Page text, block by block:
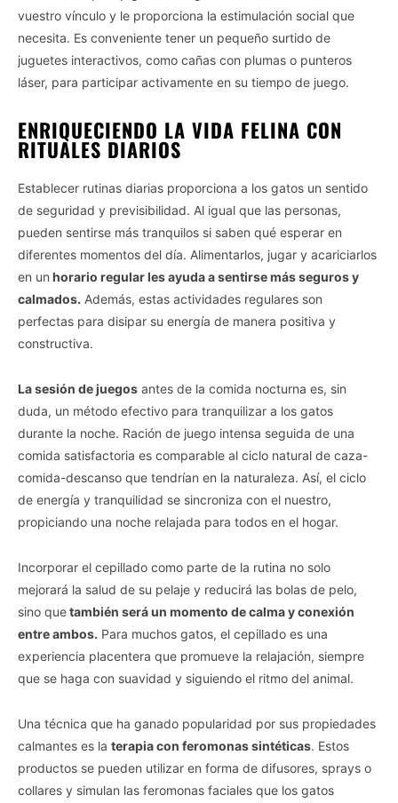
vuestro vínculo y le proporciona la estimulación social que
necesita. Es conveniente tener un pequeño surtido de
juguetes interactivos, como cañas con plumas o punteros
láser, para participar activamente en su tiempo de juego.
ENRIQUECIENDO LA VIDA FELINA CON
RITUALES DIARIOS
Establecer rutinas diarias proporciona a los gatos un sentido
de seguridad y previsibilidad. Al igual que las personas,
pueden sentirse más tranquilos si saben qué esperar en
diferentes momentos del día. Alimentarlos, jugar y acariciarlos
en un horario regular les ayuda a sentirse más seguros y
calmados. Además, estas actividades regulares son
perfectas para disipar su energía de manera positiva y
constructiva.
La sesión de juegos antes de la comida nocturna es, sin
duda, un método efectivo para tranquilizar a los gatos
durante la noche. Ración de juego intensa seguida de una
comida satisfactoria es comparable al ciclo natural de caza-
comida-descanso que tendrían en la naturaleza. Así, el ciclo
de energía y tranquilidad se sincroniza con el nuestro,
propiciando una noche relajada para todos en el hogar.
Incorporar el cepillado como parte de la rutina no solo
mejorará la salud de su pelaje y reducirá las bolas de pelo,
sino quetambién será un momento de calma y conexión
entre ambos. Para muchos gatos, el cepillado es una
experiencia placentera que promueve la relajación, siempre
que se haga con suavidad y siguiendo el ritmo del animal.
Una técnica que ha ganado popularidad por sus propiedades
calmantes es la terapia con feromonas sintéticas. Estos
productos se pueden utilizar en forma de difusores, sprays o
collares y simulan las feromonas faciales que los gatos